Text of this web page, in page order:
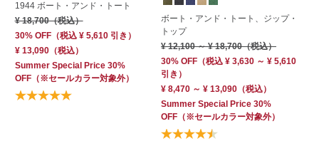
1944 ボート・アンド・トート
¥ 18,700（税込）
30% OFF（税込 ¥ 5,610引き）
¥ 13,090（税込）
Summer Special Price 30%
OFF（※セールカラー対象外）
ボート・アンド・トート、ジップ・
トップ
¥ 12,100～¥ 18,700（税込）
30% OFF （税込 ¥ 3,630 ～ ¥ 5,610
引き）
¥ 8,470 ～ ¥ 13,090 （税込）
Summer Special Price 30%
OFF （※セールカラー対象外）